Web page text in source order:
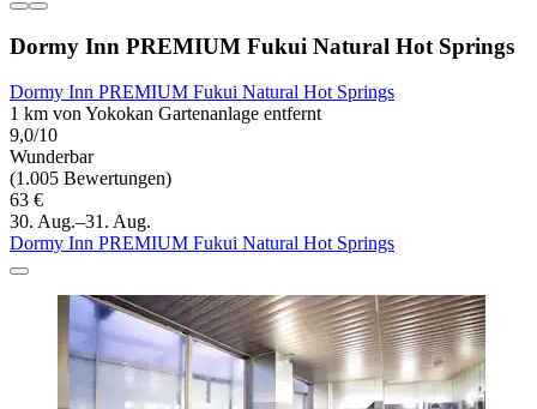
Dormy Inn PREMIUM Fukui Natural Hot Springs
Dormy Inn PREMIUM Fukui Natural Hot Springs
1 km von Yokokan Gartenanlage entfernt
9,0/10
Wunderbar
(1.005 Bewertungen)
63 €
30. Aug.–31. Aug.
Dormy Inn PREMIUM Fukui Natural Hot Springs